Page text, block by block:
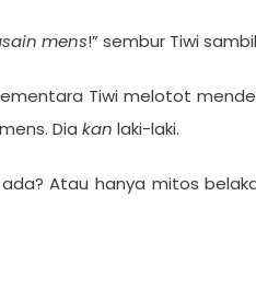
mens!” sembur Tiwi
Tiwi melotot
Dia kan laki-laki.
Atau hanya mitos